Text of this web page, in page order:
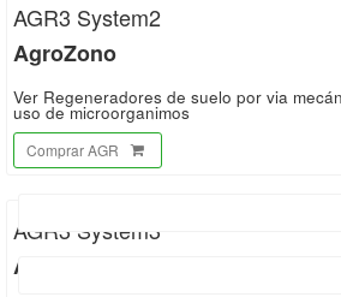
AGR3 System2
AgroZono
Ver Regeneradores de suelo por via
uso de microorganimos
Comprar AGR
AGR3 System3
AgroZono